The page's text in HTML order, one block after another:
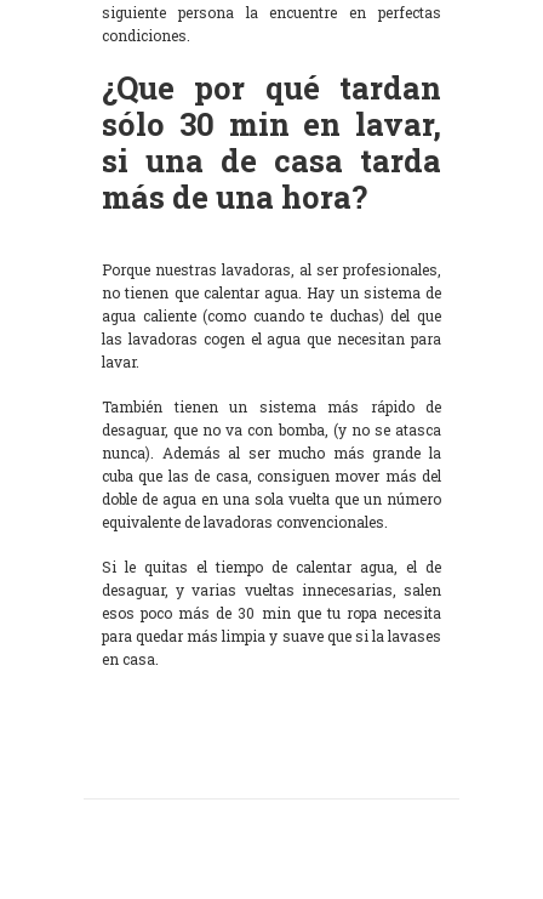
siguiente persona la encuentre en perfectas
condiciones.
¿Que por qué tardan
sólo 30 min en lavar,
si una de casa tarda
más de una hora?
Porque nuestras lavadoras, al ser profesionales,
no tienen que calentar agua. Hay un sistema de
agua caliente (como cuando te duchas) del que
las lavadoras cogen el agua que necesitan para
lavar.
También tienen un sistema más rápido de
desaguar, que no va con bomba, (y no se atasca
nunca). Además al ser mucho más grande la
cuba que las de casa, consiguen mover más del
doble de agua en una sola vuelta que un número
equivalente de lavadoras convencionales.
Si le quitas el tiempo de calentar agua, el de
desaguar, y varias vueltas innecesarias, salen
esos poco más de 30 min que tu ropa necesita
para quedar más limpia y suave que si la lavases
en casa.